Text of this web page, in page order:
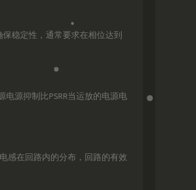
保稳定性，通常要求在相位达到
电源抑制比PSRR当运放的电源电
感在回路内的分布，回路的有效